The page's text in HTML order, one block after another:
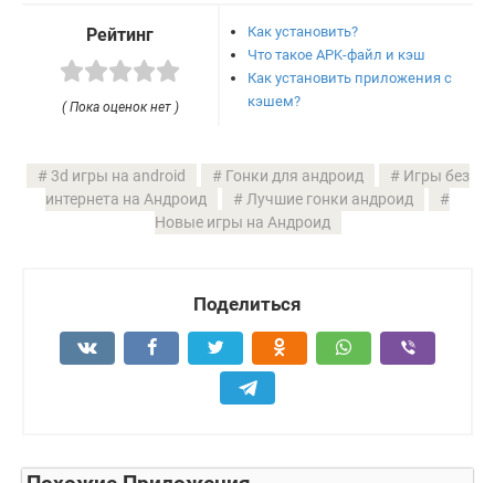
Рейтинг
( Пока оценок нет )
Как установить?
Что такое APK-файл и кэш
Как установить приложения с
кэшем?
3d игры на android Гонки для андроид
Игры без
интернета на Андроид
Лучшие гонки андроид
Новые игры на Андроид
Поделиться